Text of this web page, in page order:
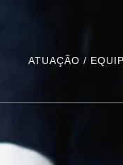
ATUAÇÃO /